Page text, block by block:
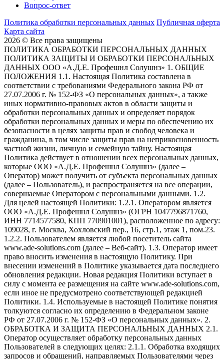
Вопрос-ответ
Политика обработки персональных данных Публичная оферта
Карта сайта
2026 © Все права защищены
ПОЛИТИКА ОБРАБОТКИ ПЕРСОНАЛЬНЫХ ДАННЫХ
ПОЛИТИКА ЗАЩИТЫ И ОБРАБОТКИ ПЕРСОНАЛЬНЫХ
ДАННЫХ ООО «А.Д.Е. Профешнл Солушнз» 1. ОБЩИЕ
ПОЛОЖЕНИЯ 1.1. Настоящая Политика составлена в
соответствии с требованиями Федерального закона РФ от
27.07.2006 г. № 152-ФЗ «О персональных данных», а также
иных нормативно-правовых актов в области защиты и
обработки персональных данных и определяет порядок
обработки персональных данных и меры по обеспечению их
безопасности в целях защиты прав и свобод человека и
гражданина, в том числе защиты прав на неприкосновенность
частной жизни, личную и семейную тайну. Настоящая
Политика действует в отношении всех персональных данных,
которые ООО «А.Д.Е. Профешнл Солушнз» (далее –
Оператор) может получить от субъекта персональных данных
(далее – Пользователь), и распространяется на все операции,
совершаемые Оператором с персональными данными. 1.2.
Для целей настоящей Политики: 1.2.1. Оператором является
ООО «А.Д.Е. Профешнл Солушнз» (ОГРН 1047796871760,
ИНН 7714577580, КПП 770901001), расположенное по адресу:
109028, г. Москва, Хохловский пер., 16, стр.1, этаж 1, пом.23.
1.2.2. Пользователем является любой посетитель сайта
www.ade-solutions.com (далее – Веб-сайт). 1.3. Оператор имеет
право вносить изменения в настоящую Политику. При
внесении изменений в Политике указывается дата последнего
обновления редакции. Новая редакция Политики вступает в
силу с момента ее размещения на сайте www.ade-solutions.com,
если иное не предусмотрено соответствующей редакцией
Политики. 1.4. Используемые в настоящей Политике понятия
толкуются согласно их определению в Федеральном законе
РФ от 27.07.2006 г. № 152-ФЗ «О персональных данных». 2.
ОБРАБОТКА И ЗАЩИТА ПЕРСОНАЛЬНЫХ ДАННЫХ 2.1.
Оператор осуществляет обработку персональных данных
Пользователей в следующих целях: 2.1.1. Обработка входящих
запросов и обращений, направляемых Пользователями через